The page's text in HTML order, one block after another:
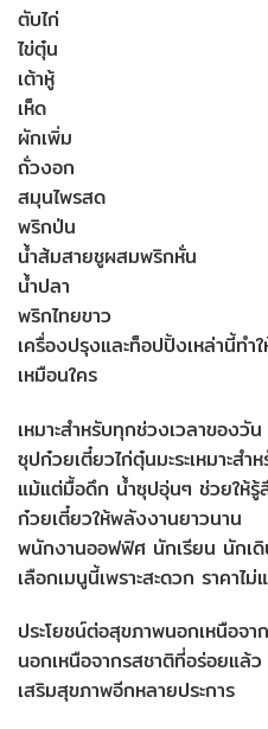
ตับไก่
ไข่ตุ๋น
เต้าหู้
เห็ด
ผักเพิ่ม
ถั่วงอก
สมุนไพรสด
พริกป่น
น้ำส้มสายชูผสมพริกหั่น
น้ำปลา
พริกไทยขาว
เครื่องปรุงและท็อปปิ้งเหล่านี้ทำ
เหมือนใคร
เหมาะสำหรับทุกช่วงเวลาของวัน
ซุปก๋วยเตี๋ยวไก่ตุ๋นมะระเหมาะส
แม้แต่มื้อดึก น้ำซุปอุ่นๆ ช่วยให้
ก๋วยเตี๋ยวให้พลังงานยาวนาน
พนักงานออฟฟิศ นักเรียน นักเ
เลือกเมนูนี้เพราะสะดวก ราคา
ประโยชน์ต่อสุขภาพนอกเหนือจา
นอกเหนือจากรสชาติที่อร่อยแ
เสริมสุขภาพอีกหลายประการ